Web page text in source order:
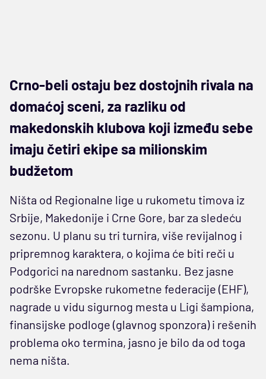
Crno-beli ostaju bez dostojnih rivala na
domaćoj sceni, za razliku od
makedonskih klubova koji između sebe
imaju četiri ekipe sa milionskim
budžetom
Ništa od Regionalne lige u rukometu timova iz
Srbije, Makedonije i Crne Gore, bar za sledeću
sezonu. U planu su tri turnira, više revijalnog i
pripremnog karaktera, o kojima će biti reči u
Podgorici na narednom sastanku. Bez jasne
podrške Evropske rukometne federacije (EHF),
nagrade u vidu sigurnog mesta u Ligi šampiona,
finansijske podloge (glavnog sponzora) i rešenih
problema oko termina, jasno je bilo da od toga
nema ništa.